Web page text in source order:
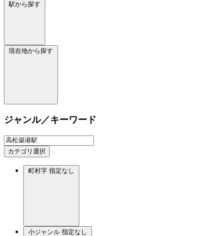
駅から探す
現在地から探す
ジャンル／キーワード
カテゴリ選択
町村字 指定なし
小ジャンル 指定なし